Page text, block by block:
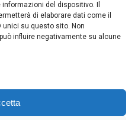
del dispositivo. Il
di elaborare dati come il
unici su questo sito. Non
influire negativamente su alcune
(DPO), figura specializzata che vigila sulle modalità adottate dalla
i Suoi dati personali.